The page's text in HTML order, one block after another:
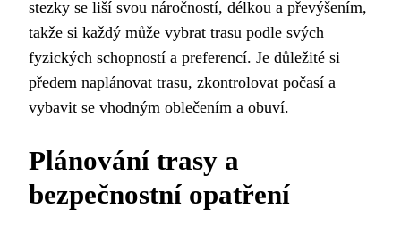
stezky se liší svou náročností, délkou a převýšením,
takže si každý může vybrat trasu podle svých
fyzických schopností a preferencí. Je důležité si
předem naplánovat trasu, zkontrolovat počasí a
vybavit se vhodným oblečením a obuví.
Plánování trasy a
bezpečnostní opatření